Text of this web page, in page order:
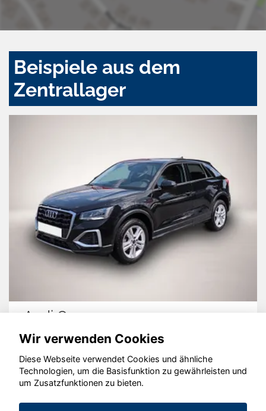
Beispiele aus dem
Zentrallager
Audi Q2
© konjunkturmotor.de GmbH 2020 - 2026
Wir verwenden Cookies
Diese Webseite verwendet Cookies und ähnliche
Technologien, um die Basisfunktion zu gewährleisten und
um Zusatzfunktionen zu bieten.